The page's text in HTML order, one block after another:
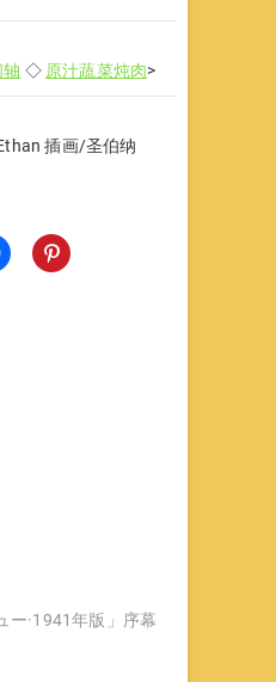
轴 ◇ 原汁蔬菜炖肉>
插画/圣伯纳
ー·1941年版」序幕